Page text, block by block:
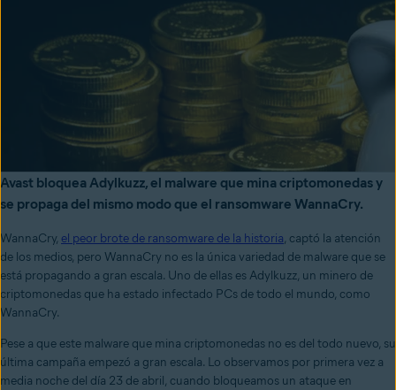
Avast bloquea Adylkuzz, el malware que mina criptomonedas y
se propaga del mismo modo que el ransomware WannaCry.
WannaCry, el peor brote de ransomware de la historia, captó la atención
de los medios, pero WannaCry no es la única variedad de malware que se
está propagando a gran escala. Uno de ellas es Adylkuzz, un minero de
criptomonedas que ha estado infectado PCs de todo el mundo, como
WannaCry.
Pese a que este malware que mina criptomonedas no es del todo nuevo, su
última campaña empezó a gran escala. Lo observamos por primera vez a
media noche del día 23 de abril, cuando bloqueamos un ataque en